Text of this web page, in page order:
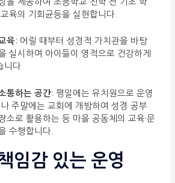
을 제공하여 초등학교 진학 전 기초 학
육의 기회균등을 실현합니다.
육 : 어릴 때부터 성경적 가치관을 바탕
실시하여 아이들이 영적으로 건강하게
니다.
통하는 공간: 평일에는 유치원으로 운영
주말에는 교회에 개방하여 성경 공부
소로 활용하는 등 마을 공동체의 교육·문
수행합니다.
임감 있는 운영